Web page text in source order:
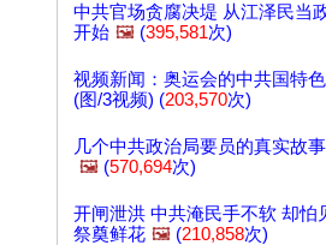
中共官场贪腐决堤 从江泽民当
开始 🖼️ (395,581次)
视频新闻：奥运会的中共国特色
(图/3视频) (203,570次)
几个中共政治局要员的真实故事
🖼️ (570,694次)
开闸泄洪 中共淹民手不软 却怕
祭奠鲜花 🖼️ (210,858次)